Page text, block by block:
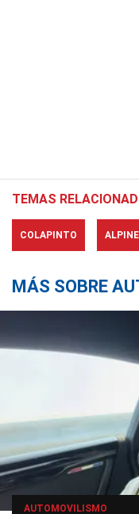
TEMAS
COLAPINTO ALPINE
MÁS SOBRE
AUTOMOVILISMO